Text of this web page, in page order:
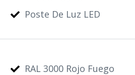
Poste De Luz LED
RAL 3000 Rojo Fuego